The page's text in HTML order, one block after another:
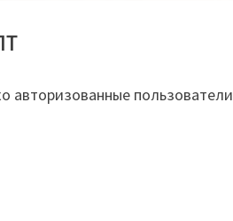
авторизованные